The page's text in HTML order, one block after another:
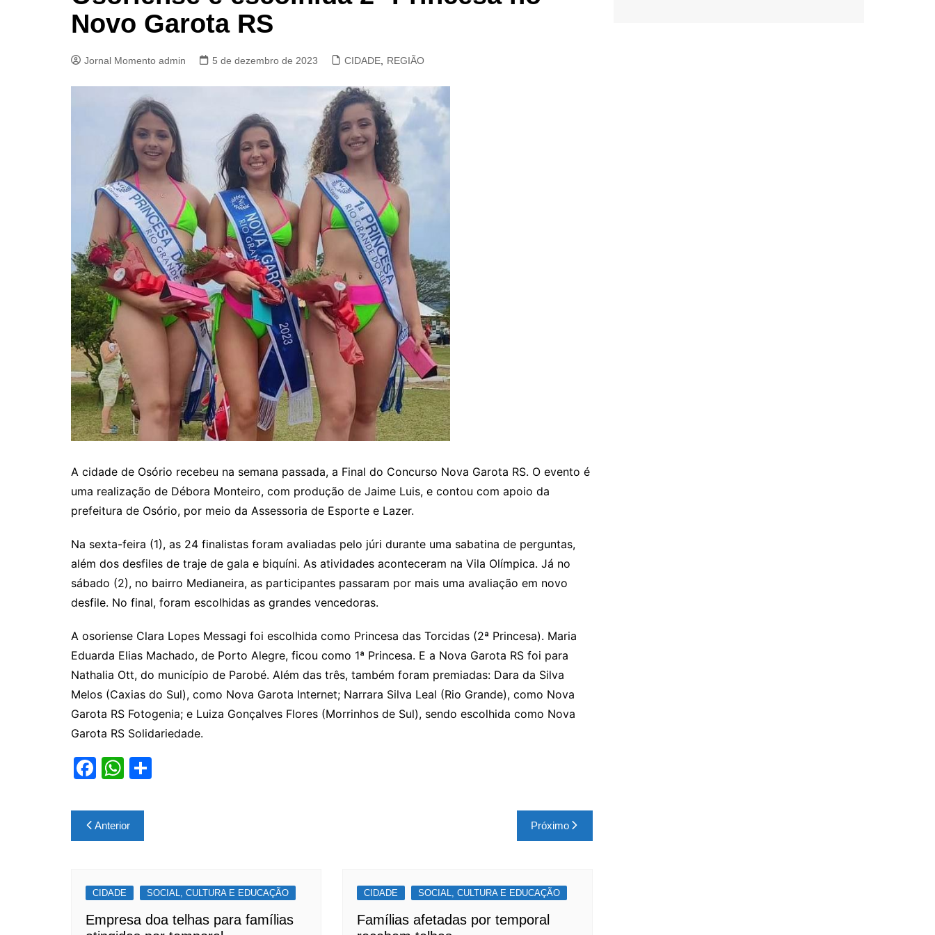
Novo Garota RS
Jornal Momento admin 5 de dezembro de 2023 CIDADE REGIÃO
A cidade de Osório recebeu na semana passada, a Final do Concurso Nova Garota RS. O evento é
uma realização de Débora Monteiro, com produção de Jaime Luis, e contou com apoio da
prefeitura de Osório, por meio da Assessoria de Esporte e Lazer.
Na sexta-feira (1), as 24 finalistas foram avaliadas pelo júri durante uma sabatina de perguntas,
além dos desfiles de traje de gala e biquíni. As atividades aconteceram na Vila Olímpica. Já no
sábado (2), no bairro Medianeira, as participantes passaram por mais uma avaliação em novo
desfile. No final, foram escolhidas as grandes vencedoras.
A osoriense Clara Lopes Messagi foi escolhida como Princesa das Torcidas (2ª Princesa). Maria
Eduarda Elias Machado, de Porto Alegre, ficou como 1ª Princesa. E a Nova Garota RS foi para
Nathalia Ott, do município de Parobé. Além das três, também foram premiadas: Dara da Silva
Melos (Caxias do Sul), como Nova Garota Internet; Narrara Silva Leal (Rio Grande), como Nova
Garota RS Fotogenia; e Luiza Gonçalves Flores (Morrinhos de Sul), sendo escolhida como Nova
Garota RS Solidariedade.
F
c
e
o
o
k
W
at
s
p
p
Navegação
de
Anterior Próximo
CIDADE SOCIAL, CULTURA E EDUCAÇÃO
Empresa doa telhas para famílias
CIDADE SOCIAL, CULTURA E EDUCAÇÃO
Famílias afetadas por temporal